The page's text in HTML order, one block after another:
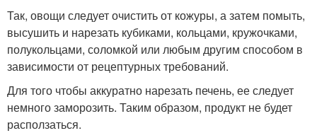
Так, овощи следует очистить от кожуры, а затем помыть,
высушить и нарезать кубиками, кольцами, кружочками,
полукольцами, соломкой или любым другим способом в
зависимости от рецептурных требований.
Для того чтобы аккуратно нарезать печень, ее следует
немного заморозить. Таким образом, продукт не будет
расползаться.